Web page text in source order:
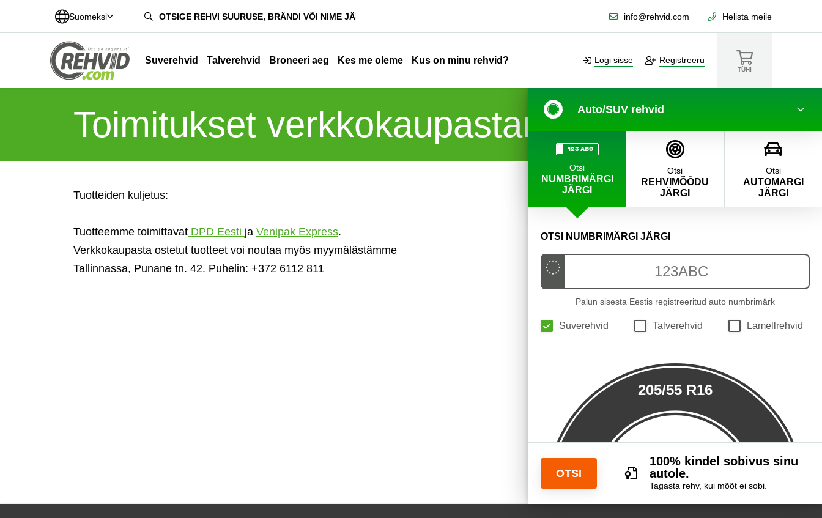
Suomeksi info@rehvid.com Helista meile
Suverehvid Talverehvid Broneeri aeg Kes me oleme Kus on minu rehvid? Logi sisse Registreeru
TÜHI
Toimitukset verkkokaupastamme
Tuotteiden kuljetus:
Tuotteemme toimittavat DPD Eesti ja Venipak Express.
Verkkokaupasta ostetut tuotteet voi noutaa myös myymälästämme
Tallinnassa, Punane tn. 42. Puhelin: +372 6112 811
Auto/SUV rehvid
123 ABC
Otsi
NUMBRIMÄRGI
JÄRGI
Otsi
REHVIMÕÕDU
JÄRGI
Otsi
AUTOMARGI
JÄRGI
OTSI NUMBRIMÄRGI JÄRGI
Palun sisesta Eestis registreeritud auto numbrimärk
Suverehvid Talverehvid Lamellrehvid
205/55 R16
OTSI
100% kindel sobivus sinu
autole.
Tagasta rehv, kui mõõt ei sobi.